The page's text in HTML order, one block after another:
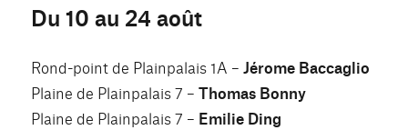
Du 10 au 24 août
Rond-point de Plainpalais 1A –Jérome Baccaglio
Plaine de Plainpalais 7 –Thomas Bonny
Plaine de Plainpalais 7 – Emilie Ding